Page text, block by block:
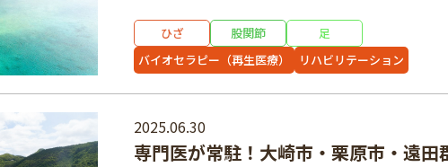
ひざ 股関節
足
バイオセラピー（再生医療）
リハビリテーション
2025.06.30
専門医が常駐！大崎市・栗原市・遠